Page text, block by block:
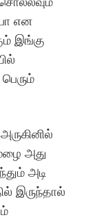
என
இங்கு
அது
அடி
இருந்தால்